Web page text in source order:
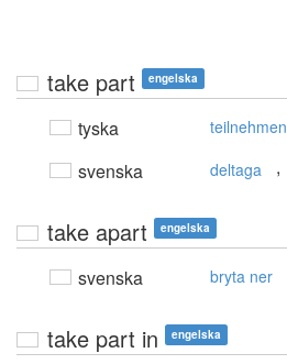
take part engelska
tyska teilnehmen
svenska deltaga ,
take apart engelska
svenska bryta ner
take part in engelska